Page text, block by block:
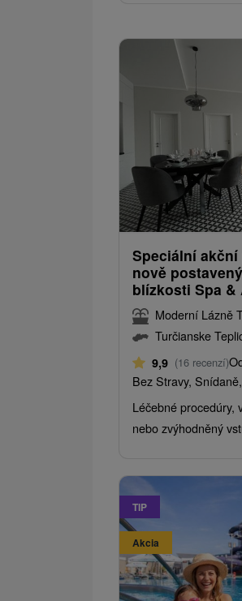
Speciální
nově
blízkosti Spa &
Moderní Lázně
Turčianske
9,9 (16 recenzí)
Bez Stravy,
Léčebné procedúry,
nebo zvýhodněný
TIP
Akcia